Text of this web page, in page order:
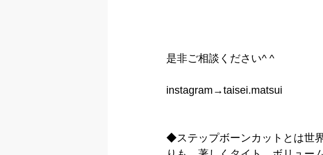
是非ご相談ください^ ^
instagram→taisei.matsui
◆ステップボーンカットとは世